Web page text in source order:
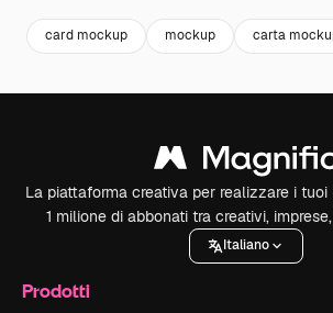
card mockup mockup carta
La piattaforma creativa per realizzare i
1 milione di abbonati tra creativi,
Italiano
Prodotti